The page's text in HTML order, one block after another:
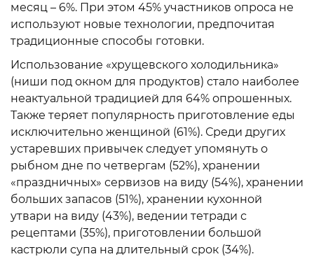
месяц – 6%. При этом 45% участников опроса не
используют новые технологии, предпочитая
традиционные способы готовки.
Использование «хрущевского холодильника»
(ниши под окном для продуктов) стало наиболее
неактуальной традицией для 64% опрошенных.
Также теряет популярность приготовление еды
исключительно женщиной (61%). Среди других
устаревших привычек следует упомянуть о
рыбном дне по четвергам (52%), хранении
«праздничных» сервизов на виду (54%), хранении
больших запасов (51%), хранении кухонной
утвари на виду (43%), ведении тетради с
рецептами (35%), приготовлении большой
кастрюли супа на длительный срок (34%).